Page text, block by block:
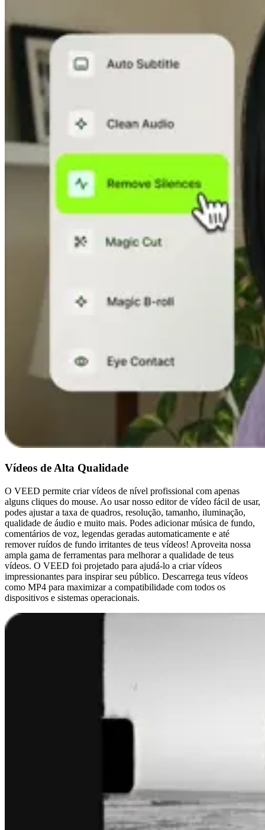
Vídeos de Alta Qualidade
O VEED permite criar vídeos de nível profissional com apenas
alguns cliques do mouse. Ao usar nosso editor de vídeo fácil de usar,
podes ajustar a taxa de quadros, resolução, tamanho, iluminação,
qualidade de áudio e muito mais. Podes adicionar música de fundo,
comentários de voz, legendas geradas automaticamente e até
remover ruídos de fundo irritantes de teus vídeos! Aproveita nossa
ampla gama de ferramentas para melhorar a qualidade de teus
vídeos. O VEED foi projetado para ajudá-lo a criar vídeos
impressionantes para inspirar seu público. Descarrega teus vídeos
como MP4 para maximizar a compatibilidade com todos os
dispositivos e sistemas operacionais.